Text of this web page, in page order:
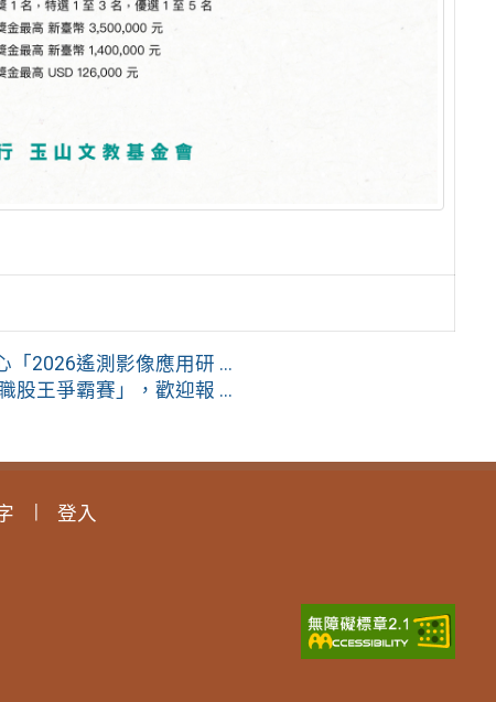
「2026遙測影像應用研 ...
股王爭霸賽」，歡迎報 ...
登入